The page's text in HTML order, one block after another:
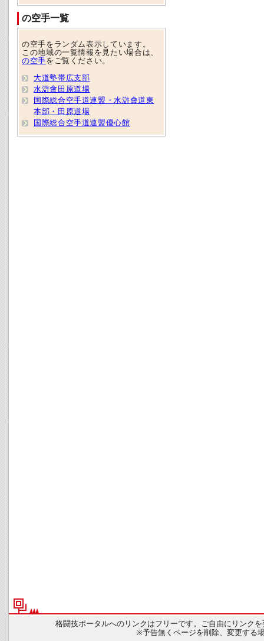
の空手一覧
の空手をランダム表示しています。
この地域の一覧情報を見たい場合は、
の空手をご覧ください。
大道塾帯広支部
水滸會田原道場
国際総合空手道連盟・水滸會道東
本部・田原道場
国際総合空手道連盟優心館
格闘技ポータルへのリンクはフリーです。ご自由にリンク
※予告無くページを削除、変更する